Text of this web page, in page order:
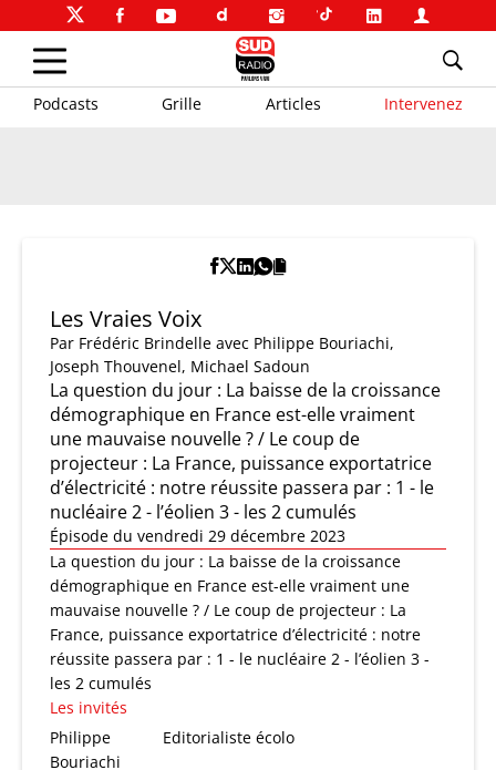
Podcasts Grille Articles Intervenez
Les Vraies Voix
Par Frédéric Brindelle avec Philippe Bouriachi,
Joseph Thouvenel, Michael Sadoun
La question du jour : La baisse de la croissance
démographique en France est-elle vraiment
une mauvaise nouvelle ? / Le coup de
projecteur : La France, puissance exportatrice
d’électricité : notre réussite passera par : 1 - le
nucléaire 2 - l’éolien 3 - les 2 cumulés
Épisode du vendredi 29 décembre 2023
La question du jour : La baisse de la croissance
démographique en France est-elle vraiment une
mauvaise nouvelle ? / Le coup de projecteur : La
France, puissance exportatrice d’électricité : notre
réussite passera par : 1 - le nucléaire 2 - l’éolien 3 -
les 2 cumulés
Les invités
Philippe
Bouriachi
Editorialiste écolo